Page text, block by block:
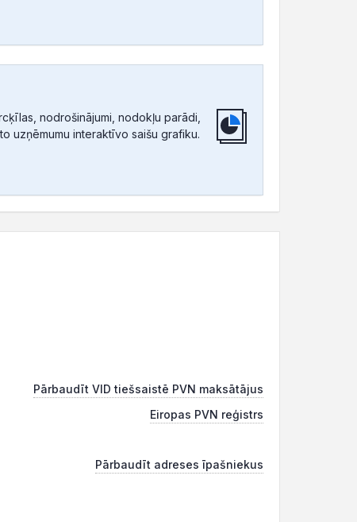
nodrošinājumi, nodokļu parādi,
uzņēmumu interaktīvo saišu grafiku.
Pārbaudīt VID tiešsaistē PVN maksātājus
Eiropas PVN reģistrs
Pārbaudīt adreses īpašniekus